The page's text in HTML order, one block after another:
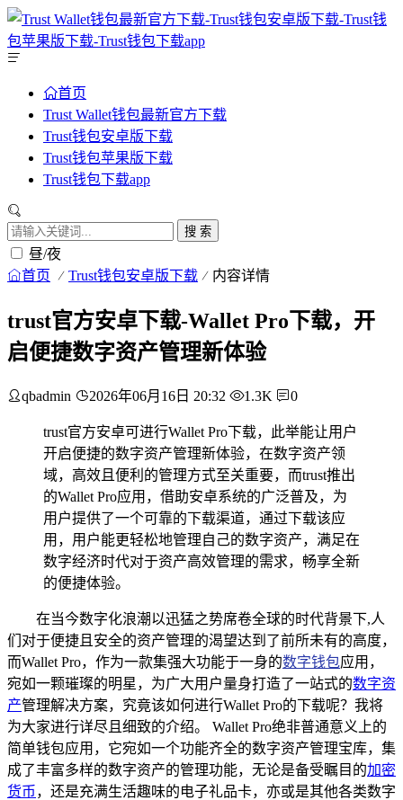
首页
Trust Wallet钱包最新官方下载
Trust钱包安卓版下载
Trust钱包苹果版下载
Trust钱包下载app
搜 索
昼/夜
首页 Trust钱包安卓版下载 内容详情
trust官方安卓下载-Wallet Pro下载，开
启便捷数字资产管理新体验
qbadmin 2026年06月16日 20:32 1.3K 0
trust官方安卓可进行Wallet Pro下载，此举能让用户
开启便捷的数字资产管理新体验，在数字资产领
域，高效且便利的管理方式至关重要，而trust推出
的Wallet Pro应用，借助安卓系统的广泛普及，为
用户提供了一个可靠的下载渠道，通过下载该应
用，用户能更轻松地管理自己的数字资产，满足在
数字经济时代对于资产高效管理的需求，畅享全新
的便捷体验。
在当今数字化浪潮以迅猛之势席卷全球的时代背景下,人
们对于便捷且安全的资产管理的渴望达到了前所未有的高度，
而Wallet Pro，作为一款集强大功能于一身的数字钱包应用，
宛如一颗璀璨的明星，为广大用户量身打造了一站式的数字资
产管理解决方案，究竟该如何进行Wallet Pro的下载呢？我将
为大家进行详尽且细致的介绍。 Wallet Pro绝非普通意义上的
简单钱包应用，它宛如一个功能齐全的数字资产管理宝库，集
成了丰富多样的数字资产的管理功能，无论是备受瞩目的加密
货币 ，还是充满生活趣味的电子礼品卡，亦或是其他各类数字